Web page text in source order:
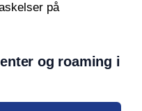
på
og roaming i